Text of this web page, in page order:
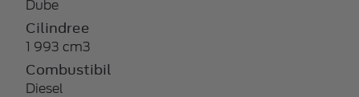
Dube
Cilindree
1 993 cm3
Combustibil
Diesel